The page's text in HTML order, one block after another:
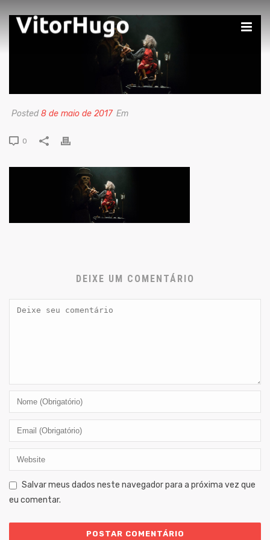
Posted8 de maio de 2017 Em
0
DEIXE UM COMENTÁRIO
Salvar meus dados neste navegador para a próxima vez que
eu comentar.